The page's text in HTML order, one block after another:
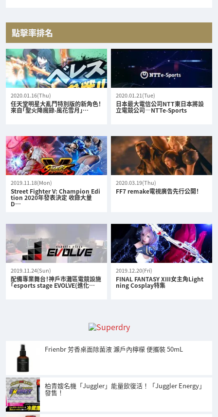
點擊率排名
2020.01.16(Thu)
任天堂明星大亂鬥特別版的新角色！
來自「聖火降魔錄-風花雪月」…
2020.01.21(Tue)
日本最大電信公司NTT東日本將設
立電競公司—NTTe-Sports
2019.11.18(Mon)
Street Fighter V: Champion Edi
tion 2020年發表決定 收錄大量
D…
2020.03.19(Thu)
FF7 remake電視廣告先行公開！
2019.11.24(Sun)
配備專業舞台！神戶市灘區電競設施
「esports stage EVOLVE(進化…
2019.12.20(Fri)
FINAL FANTASY XIII女主角Light
ning Cosplay特集
Frienbr 芳香桌面除菌液 瀨戶內檸檬 便攜裝 50mL
柏青嫂名機「Juggler」能量飲復活！「Juggler Energy」
發售！